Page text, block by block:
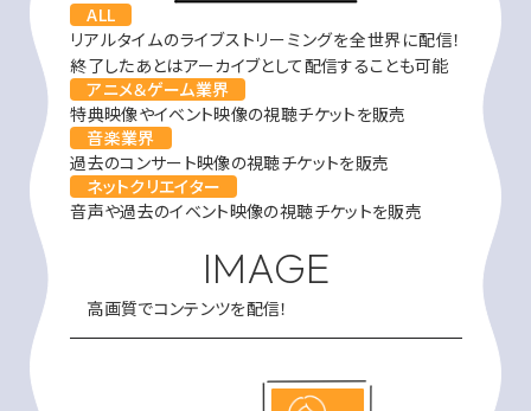
ALL
リアルタイムのライブストリーミングを全世界に配信！
終了したあとはアーカイブとして配信することも可能
アニメ＆ゲーム業界
特典映像やイベント映像の視聴チケットを販売
音楽業界
過去のコンサート映像の視聴チケットを販売
ネットクリエイター
音声や過去のイベント映像の視聴チケットを販売
IMAGE
高画質でコンテンツを配信！